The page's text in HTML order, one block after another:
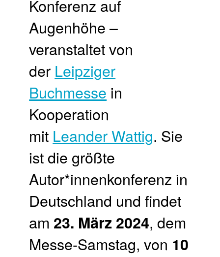
Konferenz auf
Augenhöhe –
veranstaltet von
der Leipziger
Buchmesse in
Kooperation
mit Leander Wattig. Sie
ist die größte
Autor*innenkonferenz in
Deutschland und findet
am 23. März 2024, dem
Messe-Samstag, von 10